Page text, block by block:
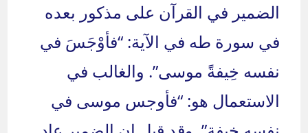
الضمير في القرآن على مذكور بعده
في سورة طه في الآية: “فأوْجَسَ في
نفسه خِيفةً موسى”. والغالب في
الاستعمال هو: “فأوجس موسى في